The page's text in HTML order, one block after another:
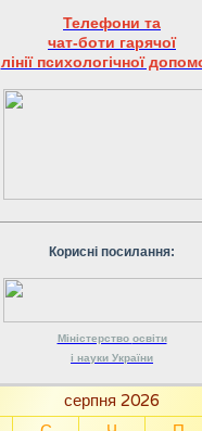
Телефони та
чат-боти гарячої
лінії психологічної
Корисні посилання:
Міністерство освіти
і науки України
серпня 2026